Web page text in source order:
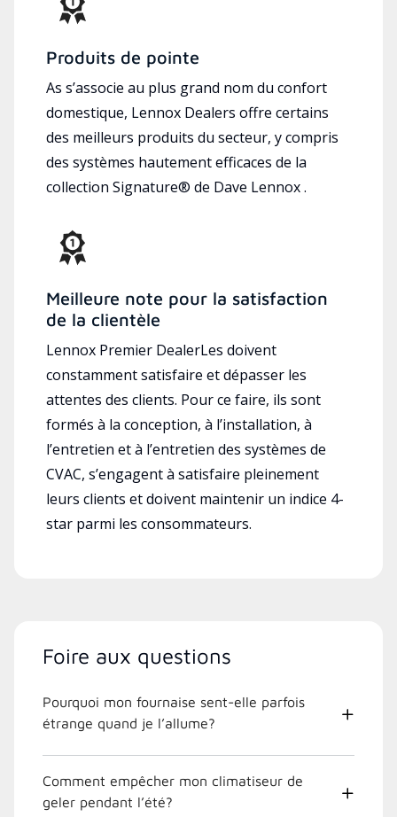
Produits de pointe
As s’associe au plus grand nom du confort
domestique, Lennox Dealers offre certains
des meilleurs produits du secteur, y compris
des systèmes hautement efficaces de la
collection Signature® de Dave Lennox .
Meilleure note pour la satisfaction
de la clientèle
Lennox Premier DealerLes doivent
constamment satisfaire et dépasser les
attentes des clients. Pour ce faire, ils sont
formés à la conception, à l’installation, à
l’entretien et à l’entretien des systèmes de
CVAC, s’engagent à satisfaire pleinement
leurs clients et doivent maintenir un indice 4-
star parmi les consommateurs.
Foire aux questions
Pourquoi mon fournaise sent-elle parfois
étrange quand je l’allume?
Comment empêcher mon climatiseur de
geler pendant l’été?